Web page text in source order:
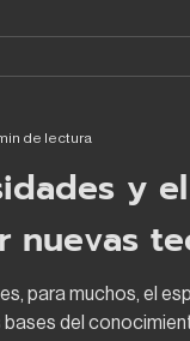
en la vida
y
nuevas
para muchos, el
del
de lectura